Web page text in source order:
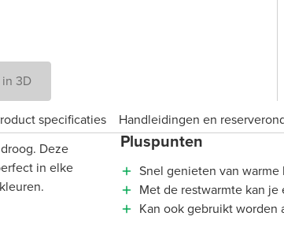
3D
specificaties
Handleidingen en
Deze
in elke
Pluspunten
Snel genieten van
Met de restwarmte kan
Kan ook gebruikt worden